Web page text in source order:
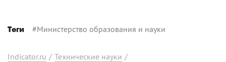
Теги #Министерство образования и науки
Indicator.ru / Технические науки /